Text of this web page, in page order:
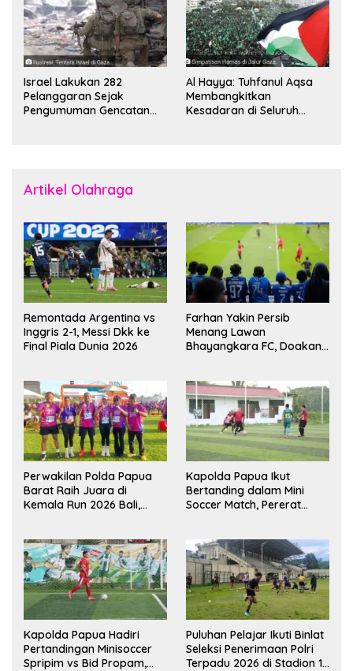
Israel Lakukan 282
Pelanggaran Sejak
Pengumuman Gencatan
Al Hayya: Tuhfanul Aqsa
Membangkitkan
Kesadaran di Seluruh
Artikel Olahraga
Remontada Argentina vs
Inggris 2-1, Messi Dkk ke
Final Piala Dunia 2026
Farhan Yakin Persib
Menang Lawan
Bhayangkara FC, Doakan
Perwakilan Polda Papua
Barat Raih Juara di
Kemala Run 2026 Bali,
Kapolda Papua Ikut
Bertanding dalam Mini
Soccer Match, Pererat
Kapolda Papua Hadiri
Pertandingan Minisoccer
Spripim vs Bid Propam,
Puluhan Pelajar Ikuti Binlat
Seleksi Penerimaan Polri
Terpadu 2026 di Stadion 16